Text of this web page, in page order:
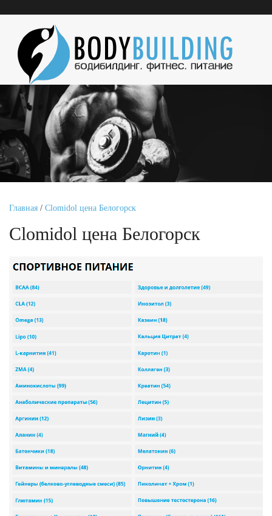
Главная / Clomidol цена Белогорск
Clomidol цена Белогорск